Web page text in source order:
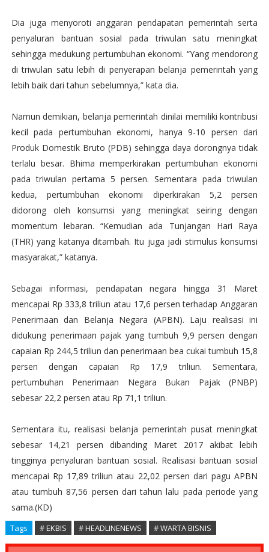
Dia juga menyoroti anggaran pendapatan pemerintah serta
penyaluran bantuan sosial pada triwulan satu meningkat
sehingga medukung pertumbuhan ekonomi. “Yang mendorong
di triwulan satu lebih di penyerapan belanja pemerintah yang
lebih baik dari tahun sebelumnya,” kata dia.
Namun demikian, belanja pemerintah dinilai memiliki kontribusi
kecil pada pertumbuhan ekonomi, hanya 9-10 persen dari
Produk Domestik Bruto (PDB) sehingga daya dorongnya tidak
terlalu besar. Bhima memperkirakan pertumbuhan ekonomi
pada triwulan pertama 5 persen. Sementara pada triwulan
kedua, pertumbuhan ekonomi diperkirakan 5,2 persen
didorong oleh konsumsi yang meningkat seiring dengan
momentum lebaran. “Kemudian ada Tunjangan Hari Raya
(THR) yang katanya ditambah. Itu juga jadi stimulus konsumsi
masyarakat,” katanya.
Sebagai informasi, pendapatan negara hingga 31 Maret
mencapai Rp 333,8 triliun atau 17,6 persen terhadap Anggaran
Penerimaan dan Belanja Negara (APBN). Laju realisasi ini
didukung penerimaan pajak yang tumbuh 9,9 persen dengan
capaian Rp 244,5 triliun dan penerimaan bea cukai tumbuh 15,8
persen dengan capaian Rp 17,9 triliun. Sementara,
pertumbuhan Penerimaan Negara Bukan Pajak (PNBP)
sebesar 22,2 persen atau Rp 71,1 triliun.
Sementara itu, realisasi belanja pemerintah pusat meningkat
sebesar 14,21 persen dibanding Maret 2017 akibat lebih
tingginya penyaluran bantuan sosial. Realisasi bantuan sosial
mencapai Rp 17,89 triliun atau 22,02 persen dari pagu APBN
atau tumbuh 87,56 persen dari tahun lalu pada periode yang
sama.(KD)
Tags # EKBIS # HEADLINENEWS # WARTA BISNIS